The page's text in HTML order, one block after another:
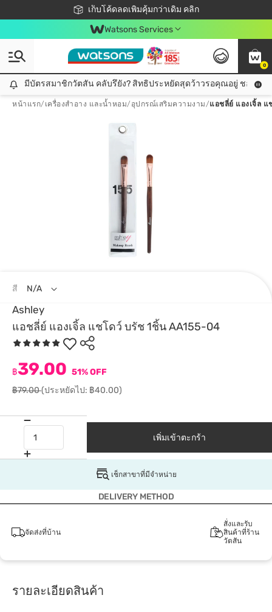
เก็บโค้ดลดเพิ่มคุ้มกว่าเดิม คลิก
ชอปออนไลน์ครั้งแรก ลดเพิ่มจุก ๆ 10%! 🎉
📦ส่งฟรี! เมื่อชอป 499฿
สมาชิกวัตสัน คลับดียังไง?
Watsons Services
0
มีบัตรสมาชิกวัตสัน คลับรึยัง? สิทธิประหยัดสุดว้าวรอคุณอยู่ ชอปคุ้มกว่าเดิม คลิก!
มีบัตรสมาชิกวัตสัน คลับรึยัง? สิทธิประหยัดสุดว้าวรอคุณอยู่ ชอปคุ้มก
หน้าแรก/ เครื่องสำอาง และน้ำหอม/ อุปกรณ์เสริมความงาม/แอชลี่ย์ แองเจิ้ล
Ashley
แอชลี่ย์ แองเจิ้ล แชโดว์ บรัช 1ชิ้น AA155-04
฿39.00 51% OFF
฿79.00(ประหยัดไป: ฿40.00)
สี N/A
เพิ่มเข้าตะกร้า
เช็กสาขาที่มีจำหน่าย
DELIVERY METHOD
จัดส่งที่บ้าน
สั่งและรับ
สินค้าที่ร้าน
วัตสัน
รายละเอียดสินค้า